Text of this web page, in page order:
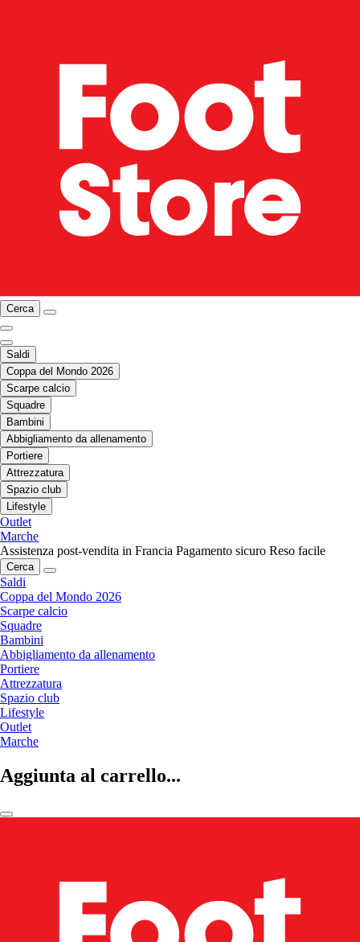
Cerca
Saldi
Coppa del Mondo 2026
Scarpe calcio
Squadre
Bambini
Abbigliamento da allenamento
Portiere
Attrezzatura
Spazio club
Lifestyle
Outlet
Marche
Assistenza post-vendita in Francia Pagamento sicuro Reso facile
Cerca
Saldi
Coppa del Mondo 2026
Scarpe calcio
Squadre
Bambini
Abbigliamento da allenamento
Portiere
Attrezzatura
Spazio club
Lifestyle
Outlet
Marche
Aggiunta al carrello...